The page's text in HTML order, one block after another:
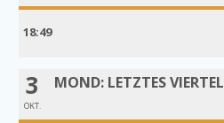
18:49
3
OKT.
MOND: LETZTES VIERTEL